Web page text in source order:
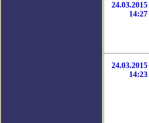
24.03.2015
14:27
24.03.2015
14:23